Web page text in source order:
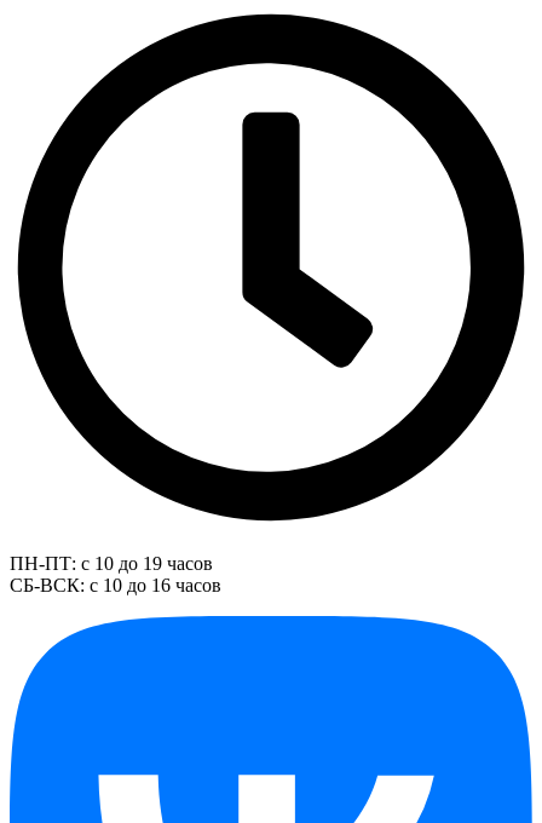
ПН-ПТ: с 10 до 19 часов
СБ-ВСК: с 10 до 16 часов